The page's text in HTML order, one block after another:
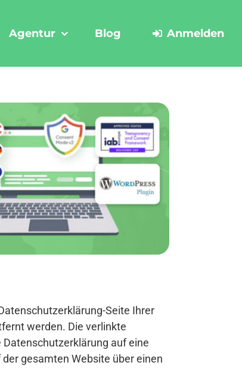
Agentur Blog Anmelden
Seite Ihrer
werden. Die verlinkte
auf eine
gesamten Website über einen